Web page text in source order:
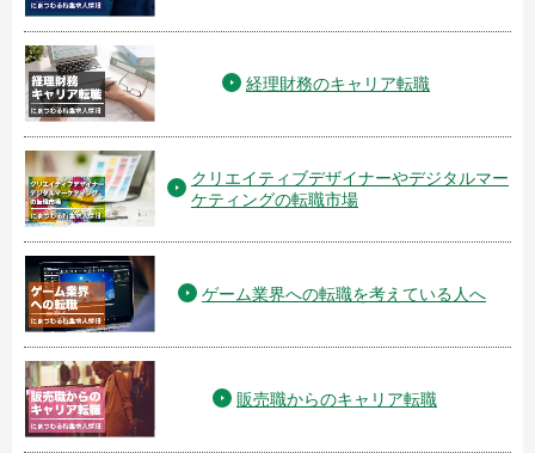
経理財務のキャリア転職
クリエイティブデザイナーやデジタルマー
ケティングの転職市場
ゲーム業界への転職を考えている人へ
販売職からのキャリア転職